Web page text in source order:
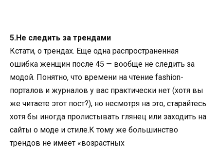
5.Не следить за трендами
Кстати, о трендах. Еще одна распространенная
ошибка женщин после 45 — вообще не следить за
модой. Понятно, что времени на чтение fashion-
порталов и журналов у вас практически нет (хотя вы
же читаете этот пост?), но несмотря на это, старайтесь
хотя бы иногда пролистывать глянец или заходить на
сайты о моде и стиле.К тому же большинство
трендов не имеет «возрастных